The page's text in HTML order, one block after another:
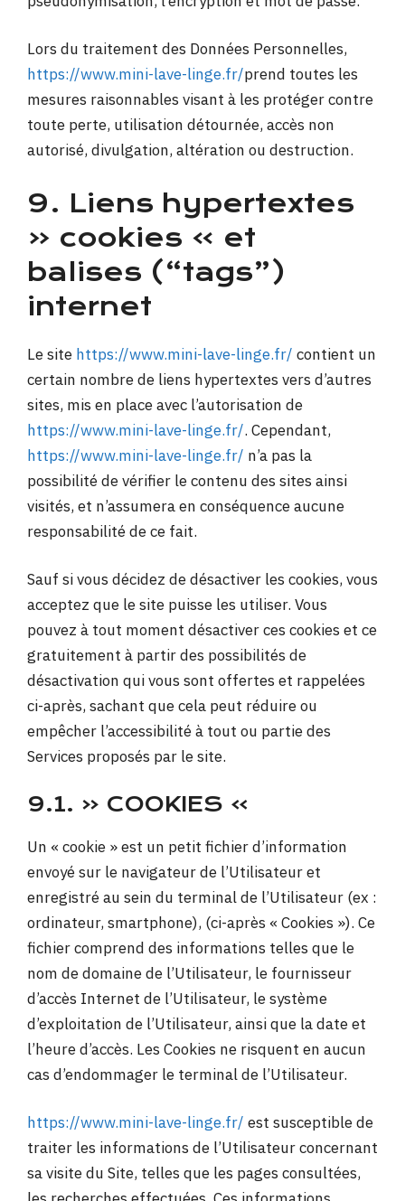
Lors du traitement des Données Personnelles,
https://www.mini-lave-linge.fr/prend toutes les
mesures raisonnables visant à les protéger contre
toute perte, utilisation détournée, accès non
autorisé, divulgation, altération ou destruction.
9. Liens hypertextes
« cookies » et
balises (“tags”)
internet
Le site https://www.mini-lave-linge.fr/ contient un
certain nombre de liens hypertextes vers d’autres
sites, mis en place avec l’autorisation de
https://www.mini-lave-linge.fr/. Cependant,
https://www.mini-lave-linge.fr/ n’a pas la
possibilité de vérifier le contenu des sites ainsi
visités, et n’assumera en conséquence aucune
responsabilité de ce fait.
Sauf si vous décidez de désactiver les cookies, vous
acceptez que le site puisse les utiliser. Vous
pouvez à tout moment désactiver ces cookies et ce
gratuitement à partir des possibilités de
désactivation qui vous sont offertes et rappelées
ci-après, sachant que cela peut réduire ou
empêcher l’accessibilité à tout ou partie des
Services proposés par le site.
9.1. « COOKIES »
Un « cookie » est un petit fichier d’information
envoyé sur le navigateur de l’Utilisateur et
enregistré au sein du terminal de l’Utilisateur (ex :
ordinateur, smartphone), (ci-après « Cookies »). Ce
fichier comprend des informations telles que le
nom de domaine de l’Utilisateur, le fournisseur
d’accès Internet de l’Utilisateur, le système
d’exploitation de l’Utilisateur, ainsi que la date et
l’heure d’accès. Les Cookies ne risquent en aucun
cas d’endommager le terminal de l’Utilisateur.
https://www.mini-lave-linge.fr/ est susceptible de
traiter les informations de l’Utilisateur concernant
sa visite du Site, telles que les pages consultées,